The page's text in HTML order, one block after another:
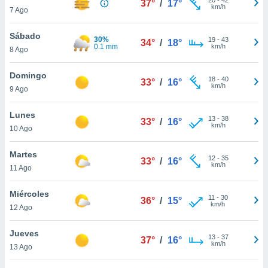
más
nuestra
y
de
disponible
cookies
aceptar
7 Ago
37° / 17°
km/h
Sábado
8 Ago
30%
0.1 mm
34° / 18° 19- 43
km/h
Domingo
9 Ago
33° / 16° 18- 40
km/h
Lunes
10 Ago
33° / 16° 13- 38
km/h
Martes
11 Ago
33° / 16° 12- 35
km/h
Miércoles
12 Ago
36° / 15° 11 - 30
km/h
Jueves
13 Ago
37° / 16° 13- 37
km/h